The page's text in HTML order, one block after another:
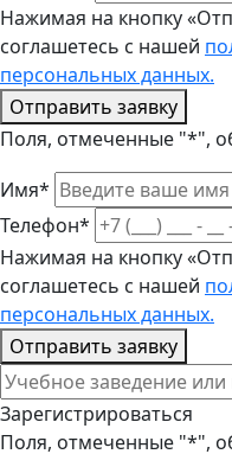
Нажимая на кнопку
соглашетесь с нашей
персональных данных.
Отправить заявку
Поля, отмеченные "*",
Имя*
Телефон*
Нажимая на кнопку
соглашетесь с нашей
персональных данных.
Отправить заявку
Зарегистрироваться
Поля, отмеченные "*",